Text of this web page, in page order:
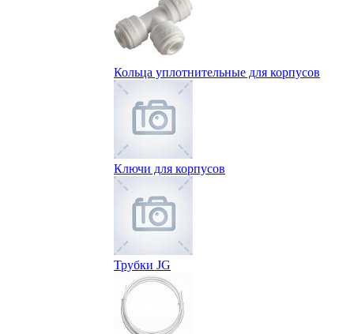
Кольца уплотнительные для корпусов
Ключи для корпусов
Трубки JG